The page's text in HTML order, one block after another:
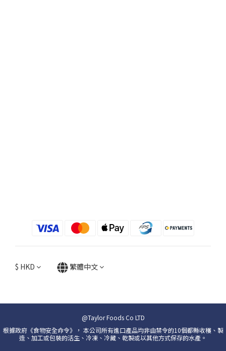
$ HKD 繁體中文
@Taylor Foods Co LTD
根據政府《食物安全命令》， 本公司所有進口產品均非由禁令的10個都縣收穫、製
造、加工或包裝的活生、冷凍、冷藏、乾製或以其他方式保存的水產。